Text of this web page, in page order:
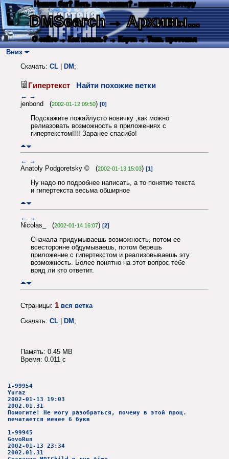
Нашли баг? Есть пожелания? - напишите автору
DMSearch→ Архивы...
О сайте → Как искать? → Карта → Текс. протокол
Вниз
Скачать: CL DM ;
Гипертекст Найти похожие ветки
← →
jenbond (2002-01-12 09:50) [0]
Подскажите пожайлусто новичку ,как можно
релиазовать возможность в приложениях с
гипертекстом!!!! Заранее спасибо!
← →
Anatoly Podgoretsky © (2002-01-13 15:03) [1]
Ну надо по подробнее написать, а то понятие текста
и гипертекста весьма обширное
← →
Nicolas_ (2002-01-14 16:07) [2]
Сначала придумываешь возможность, потом ее
всесторонне обдумываешь, потом берешь
приложение с гипертекстом и реализовываешь эту
возможность. Более понятно на этот вопрос тебе
вряд ли кто ответит.
Страницы: 1 вся ветка
Скачать: CL | DM;
Память: 0.45 MB
Время: 0.011 c
1-99954
Yuraz
2002-01-13 19:03
2002.01.31
Помогите! Не могу разобраться, почему в этой проц.
печатается менее 6 букв
1-99945
GovoRun
2002-01-13 23:34
2002.01.31